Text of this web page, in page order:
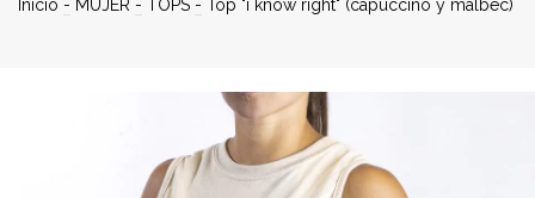
Inicio - MUJER - TOPS - Top "i know right" (capuccino y malbec)